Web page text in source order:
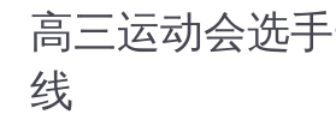
运动嘉年华
高三运动会选
线